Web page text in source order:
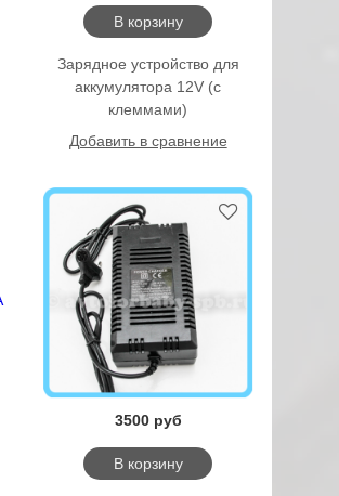
В корзину
Зарядное уcтройство для
аккумулятора 12V (с
клеммами)
Добавить в сравнение
3500 руб
В корзину